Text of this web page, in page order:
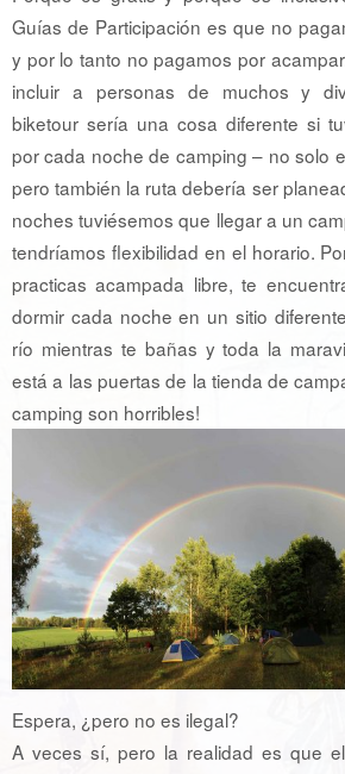
Guías de Participación es que no
y por lo tanto no pagamos por
incluir a personas de muchos y
biketour sería una cosa diferente si
por cada noche de camping – no solo
pero también la ruta debería ser
noches tuviésemos que llegar a un
tendríamos flexibilidad en el horario.
practicas acampada libre, te
dormir cada noche en un sitio
río mientras te bañas y toda la
está a las puertas de la tienda de
camping son horribles!
Espera, ¿pero no es ilegal?
A veces sí, pero la realidad es que